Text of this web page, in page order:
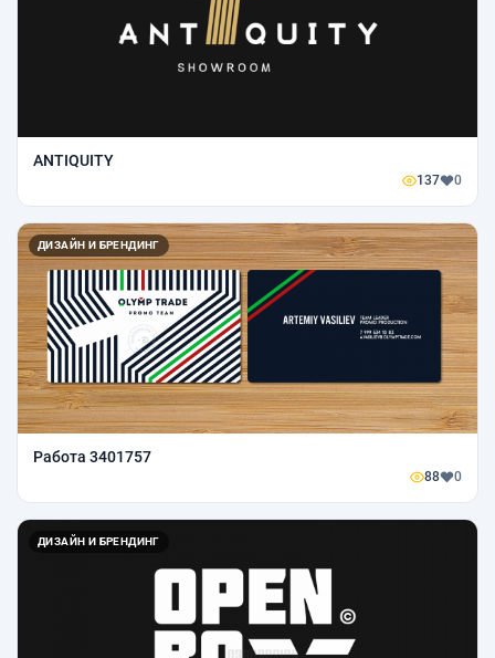
ANTIQUITY
137 0
ДИЗАЙН И БРЕНДИНГ
Работа 3401757
88 0
ДИЗАЙН И БРЕНДИНГ